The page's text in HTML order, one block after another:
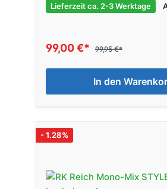
Lieferzeit ca. 2-3 Werktage
99,00 €* 99,95 €*
In den
- 1.28%